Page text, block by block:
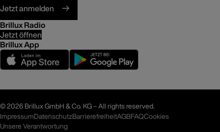
Jetzt anmelden
Brillux Radio
Jetzt öffnen
Brillux App
©2026 Brillux GmbH & Co. KG – All rights reserved.
ImpressumDatenschutzBarrierefreiheitAGBFAQCookies
Unsere Verantwortung